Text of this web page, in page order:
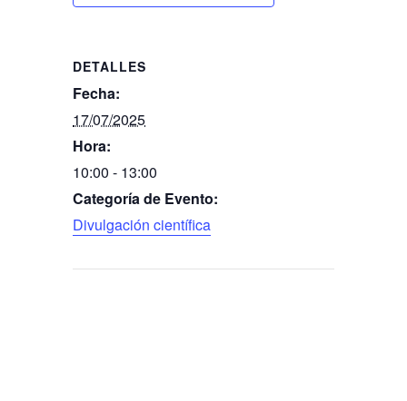
DETALLES
Fecha:
17/07/2025
Hora:
10:00 - 13:00
Categoría de Evento:
Divulgación científica